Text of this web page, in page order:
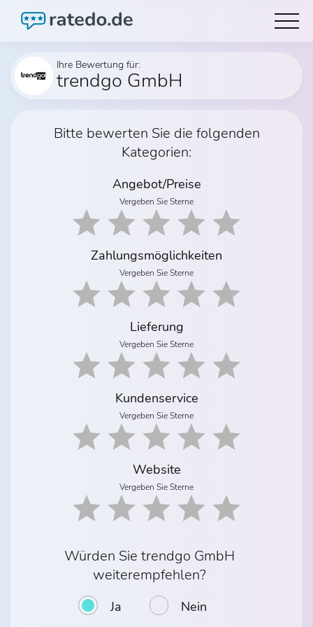
Ihre Bewertung für:
trendgo GmbH
Bitte bewerten Sie die folgenden
Kategorien:
Angebot/Preise
Vergeben Sie Sterne
Zahlungsmöglichkeiten
Vergeben Sie Sterne
Lieferung
Vergeben Sie Sterne
Kundenservice
Vergeben Sie Sterne
Website
Vergeben Sie Sterne
Würden Sie trendgo GmbH
weiterempfehlen?
Ja Nein